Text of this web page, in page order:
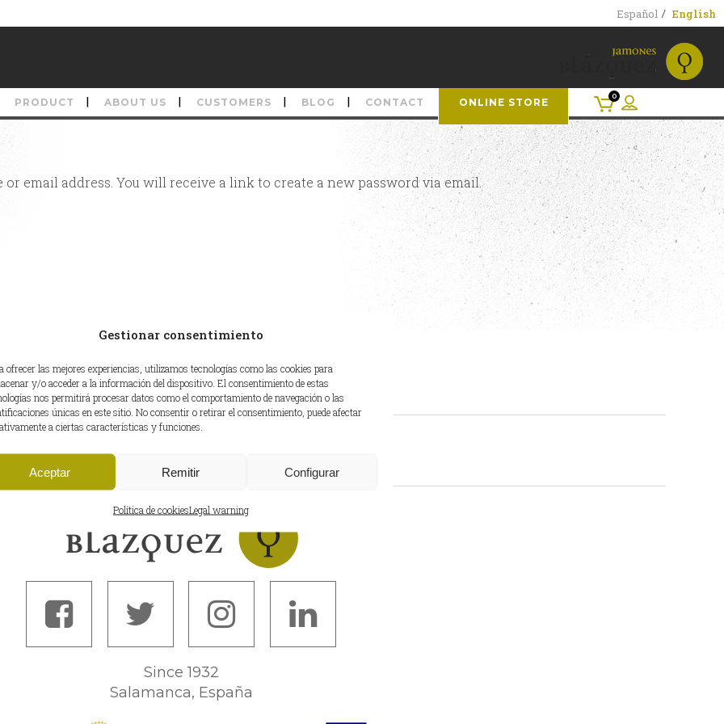
Gestionar consentimiento
ofrecer las mejores experiencias, utilizamos tecnologías como las cookies para
y/o acceder a la información del dispositivo. El consentimiento de estas
nos permitirá procesar datos como el comportamiento de navegación o las
únicas en este sitio. No consentir o retirar el consentimiento, puede afectar
a ciertas características y funciones.
Aceptar Remitir Configurar
Política de cookiesLegal warning
Español English
PRODUCT ABOUT US CUSTOMERS BLOG CONTACT ONLINE STORE
0
email address. You will receive a link to create a new password via email.
Pago seguro
Since 1932
Salamanca, España